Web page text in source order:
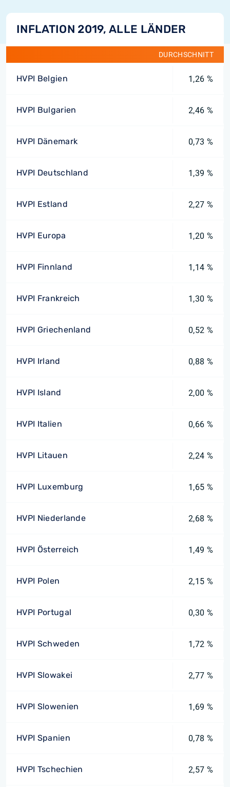
INFLATION 2019, ALLE LÄNDER
DURCHSCHNITT
HVPI Belgien 1,26 %
HVPI Bulgarien 2,46 %
HVPI Dänemark 0,73 %
HVPI Deutschland 1,39 %
HVPI Estland 2,27 %
HVPI Europa 1,20 %
HVPI Finnland 1,14 %
HVPI Frankreich 1,30 %
HVPI Griechenland 0,52 %
HVPI Irland 0,88 %
HVPI Island 2,00 %
HVPI Italien 0,66 %
HVPI Litauen 2,24 %
HVPI Luxemburg 1,65 %
HVPI Niederlande 2,68 %
HVPI Österreich 1,49 %
HVPI Polen 2,15 %
HVPI Portugal 0,30 %
HVPI Schweden 1,72 %
HVPI Slowakei 2,77 %
HVPI Slowenien 1,69 %
HVPI Spanien 0,78 %
HVPI Tschechien 2,57 %